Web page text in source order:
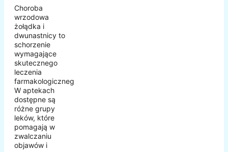
Choroba
wrzodowa
żołądka i
dwunastnicy to
schorzenie
wymagające
skutecznego
leczenia
farmakologicznego.
W aptekach
dostępne są
różne grupy
leków, które
pomagają w
zwalczaniu
objawów i